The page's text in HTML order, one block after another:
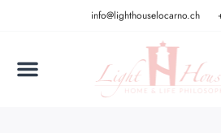
info@lighthouselocarno.ch